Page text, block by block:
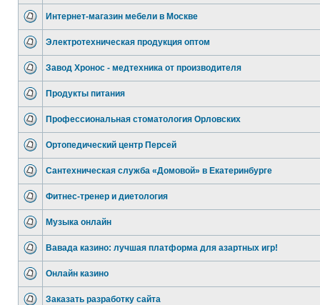
Интернет-магазин мебели в Москве
Электротехническая продукция оптом
Завод Хронос - медтехника от производителя
Продукты питания
Профессиональная стоматология Орловских
Ортопедический центр Персей
Сантехническая служба «Домовой» в Екатеринбурге
Фитнес-тренер и диетология
Музыка онлайн
Вавада казино: лучшая платформа для азартных игр!
Онлайн казино
Заказать разработку сайта